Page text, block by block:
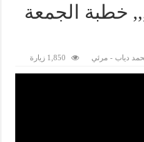
خطبة الجمعة
دياب - مرئي 1,850 زيارة